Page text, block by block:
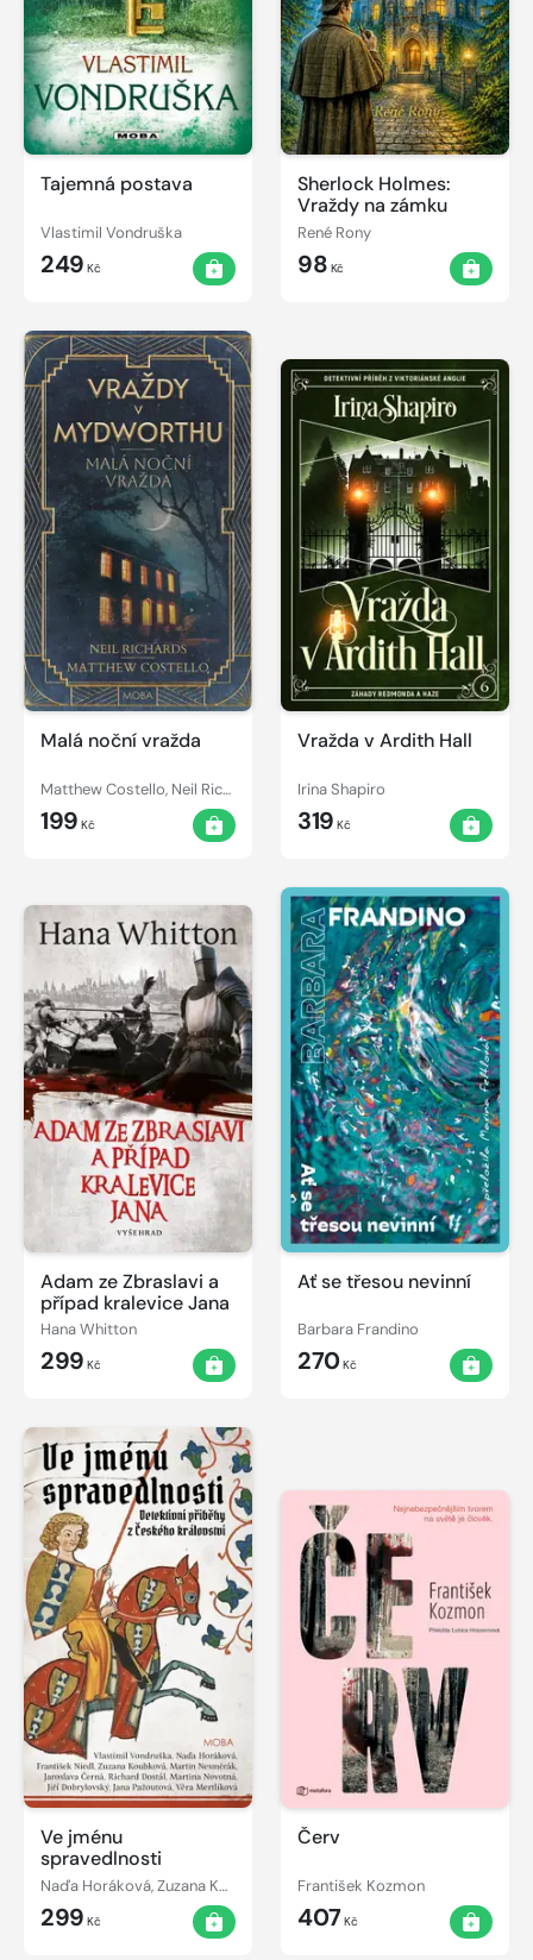
Tajemná postava
Vlastimil Vondruška
249 Kč
Sherlock Holmes:
Vraždy na zámku
René Rony
98 Kč
Malá noční vražda
Matthew Costello, Neil Richards
199 Kč
Vražda v Ardith Hall
Irina Shapiro
319 Kč
Adam ze Zbraslavi a
případ kralevice Jana
Hana Whitton
299 Kč
Ať se třesou nevinní
Barbara Frandino
270Kč
Ve jménu
spravedlnosti
Naďa Horáková, Zuzana Koubková, Jana Pažoutová, Jaroslava Černá, Martina Novotná, Vlastimil Vondruška, František Niedl, Richard Dostál, Martin Nesměrák, Jiří Dobrylovský, Věra Mertlíková
299 Kč
Červ
František Kozmon
407Kč